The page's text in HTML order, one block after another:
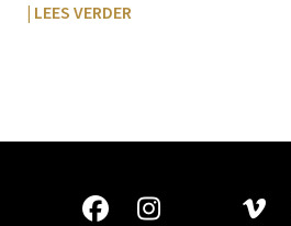
| LEES VERDER